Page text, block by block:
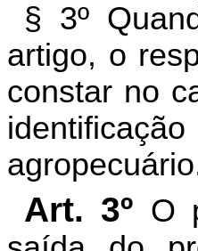
§ 3º
artigo, o
constar no
Art. 3º O